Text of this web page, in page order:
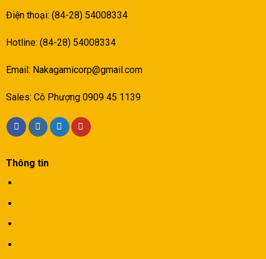
Điện thoại: (84-28) 54008334
Hotline: (84-28) 54008334
Email: Nakagamicorp@gmail.com
Sales: Cô Phượng 0909 45 1139
Thông tin